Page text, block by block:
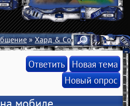
»Хард & Софт» Веб-сервер
Ответить Новая тема
Новый опрос